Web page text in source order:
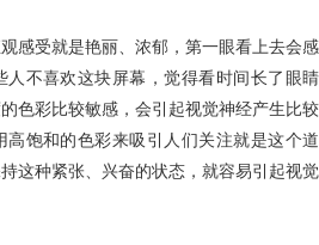
感受就是艳丽、浓郁，第一眼看上去会感
不喜欢这块屏幕，觉得看时间长了眼睛
色彩比较敏感，会引起视觉神经产生比较
高饱和的色彩来吸引人们关注就是这个道
这种紧张、兴奋的状态，就容易引起视觉